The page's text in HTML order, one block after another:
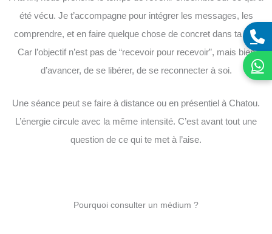
été vécu. Je t’accompagne pour intégrer les messages, les
comprendre, et en faire quelque chose de concret dans ta vie.
Car l’objectif n’est pas de “recevoir pour recevoir”, mais bien
d’avancer, de se libérer, de se reconnecter à soi.
Une séance peut se faire à distance ou en présentiel à Chatou.
L’énergie circule avec la même intensité. C’est avant tout une
question de ce qui te met à l’aise.
Pourquoi consulter un médium ?